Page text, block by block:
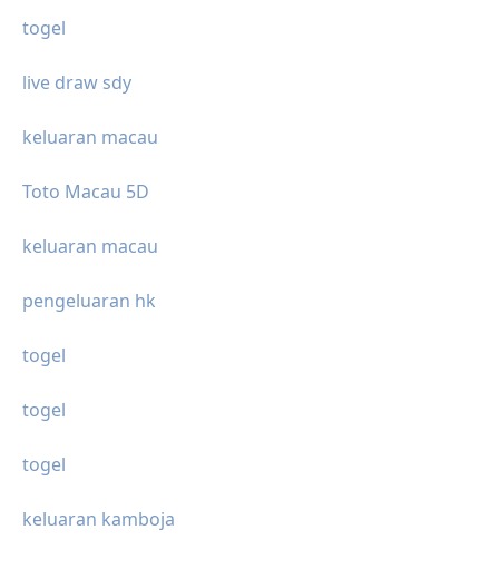
togel
live draw sdy
keluaran macau
Toto Macau 5D
keluaran macau
pengeluaran hk
togel
togel
togel
keluaran kamboja